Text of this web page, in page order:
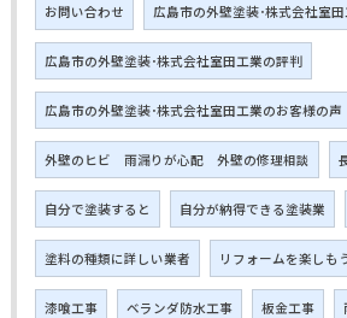
お問い合わせ 広島市の外壁塗装･株式会社室
広島市の外壁塗装･株式会社室田工業の評判
広島市の外壁塗装･株式会社室田工業のお客様の声
外壁のヒビ 雨漏りが心配 外壁の修理相談
自分で塗装すると 自分が納得できる塗装業
塗料の種類に詳しい業者 リフォームを楽しも
漆喰工事 ベランダ防水工事 板金工事